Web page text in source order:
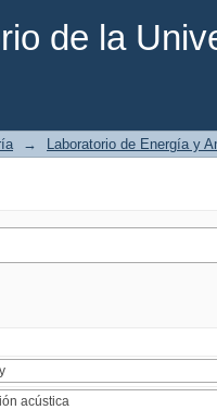
de la
→ Laboratorio de Energía y